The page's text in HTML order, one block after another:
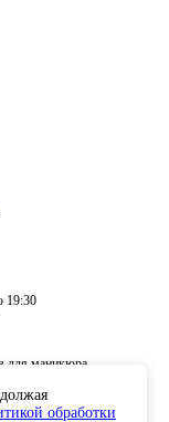
19:30
для маникюра
обработки